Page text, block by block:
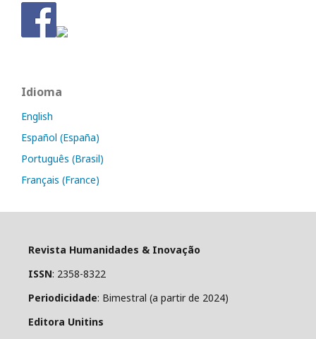
Idioma
English
Español (España)
Português (Brasil)
Français (France)
Revista Humanidades & Inovação
ISSN: 2358-8322
Periodicidade: Bimestral (a partir de 2024)
Editora Unitins